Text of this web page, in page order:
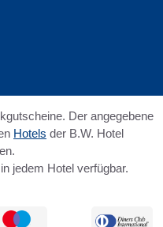
Der angegebene
Hotels der B.W. Hotel
jedem Hotel verfügbar.